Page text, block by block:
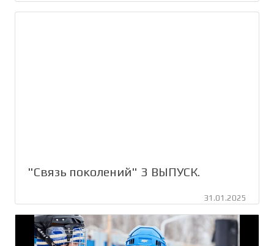
"Связь поколений" 3 ВЫПУСК.
31.01.2025